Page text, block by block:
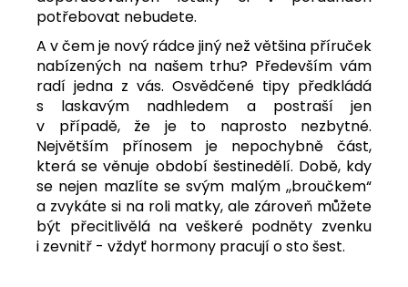
potřebovat nebudete.
A v čem je nový rádce jiný než většina příruček
nabízených na našem trhu? Především vám
radí jedna z vás. Osvědčené tipy předkládá
s laskavým nadhledem a postraší jen
v případě, že je to naprosto nezbytné.
Největším přínosem je nepochybně část,
která se věnuje období šestinedělí. Době, kdy
se nejen mazlíte se svým malým ,,broučkem“
a zvykáte si na roli matky, ale zároveň můžete
být přecitlivělá na veškeré podněty zvenku
i zevnitř - vždyť hormony pracují o sto šest.